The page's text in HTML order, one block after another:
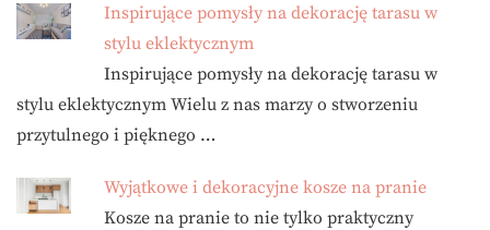
Inspirujące pomysły na dekorację tarasu w
stylu eklektycznym
Inspirujące pomysły na dekorację tarasu w
stylu eklektycznym Wielu z nas marzy o stworzeniu
przytulnego i pięknego …
Wyjątkowe i dekoracyjne kosze na pranie
Kosze na pranie to nie tylko praktyczny